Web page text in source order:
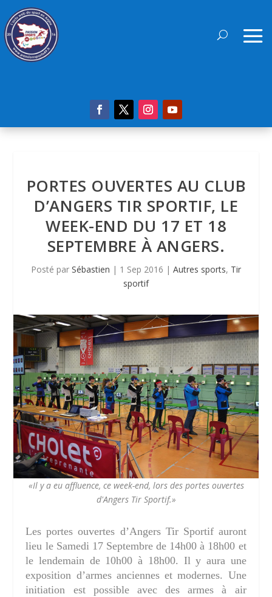
PORTES OUVERTES AU CLUB
D’ANGERS TIR SPORTIF, LE
WEEK-END DU 17 ET 18
SEPTEMBRE À ANGERS.
Posté par Sébastien | 1 Sep 2016 | Autres sports, Tir
sportif
«Il y a eu affluence, ce week-end, lors des portes ouvertes
d'Angers Tir Sportif.»
Les portes ouvertes d’Angers Tir Sportif auront
lieu le Samedi 17 Septembre de 14h00 à 18h00 et
le lendemain de 10h00 à 18h00. Il y aura une
exposition d’armes anciennes et modernes. Une
initiation est possible avec des armes à air